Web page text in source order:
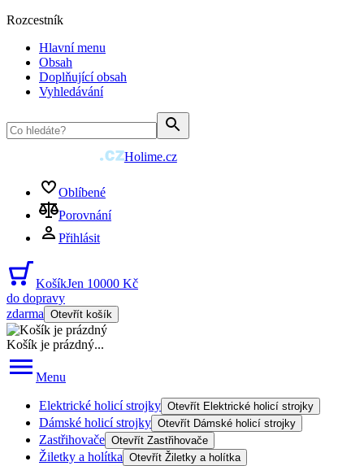
Rozcestník
Hlavní menu
Obsah
Doplňující obsah
Vyhledávání
Holime.cz
Oblíbené
Porovnání
Přihlásit
KošíkJen 10000 Kč
do dopravy
zdarma Otevřít košík
Košík je prázdný...
Menu
Elektrické holicí strojky Otevřít Elektrické holicí strojky
Dámské holicí strojky Otevřít Dámské holicí strojky
Zastřihovače Otevřít Zastřihovače
Žiletky a holítka Otevřít Žiletky a holítka